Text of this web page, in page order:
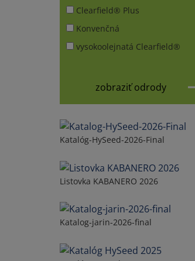
Clearfield® Plus
Konvenčná
vysokoolejnatá Clearfield®
zobraziť odrody
Katalóg-HySeed-2026-Final
Listovka KABANERO 2026
Katalog-jarin-2026-final